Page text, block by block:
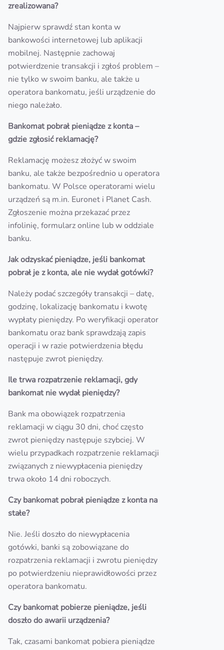
zrealizowana?
Najpierw sprawdź stan konta w
bankowości internetowej lub aplikacji
mobilnej. Następnie zachowaj
potwierdzenie transakcji i zgłoś problem –
nie tylko w swoim banku, ale także u
operatora bankomatu, jeśli urządzenie do
niego należało.
Bankomat pobrał pieniądze z konta –
gdzie zgłosić reklamację?
Reklamację możesz złożyć w swoim
banku, ale także bezpośrednio u operatora
bankomatu. W Polsce operatorami wielu
urządzeń są m.in. Euronet i Planet Cash.
Zgłoszenie można przekazać przez
infolinię, formularz online lub w oddziale
banku.
Jak odzyskać pieniądze, jeśli bankomat
pobrał je z konta, ale nie wydał gotówki?
Należy podać szczegóły transakcji – datę,
godzinę, lokalizację bankomatu i kwotę
wypłaty pieniędzy. Po weryfikacji operator
bankomatu oraz bank sprawdzają zapis
operacji i w razie potwierdzenia błędu
następuje zwrot pieniędzy.
Ile trwa rozpatrzenie reklamacji, gdy
bankomat nie wydał pieniędzy?
Bank ma obowiązek rozpatrzenia
reklamacji w ciągu 30 dni, choć często
zwrot pieniędzy następuje szybciej. W
wielu przypadkach rozpatrzenie reklamacji
związanych z niewypłacenia pieniędzy
trwa około 14 dni roboczych.
Czy bankomat pobrał pieniądze z konta na
stałe?
Nie. Jeśli doszło do niewypłacenia
gotówki, banki są zobowiązane do
rozpatrzenia reklamacji i zwrotu pieniędzy
po potwierdzeniu nieprawidłowości przez
operatora bankomatu.
Czy bankomat pobierze pieniądze, jeśli
doszło do awarii urządzenia?
Tak, czasami bankomat pobiera pieniądze